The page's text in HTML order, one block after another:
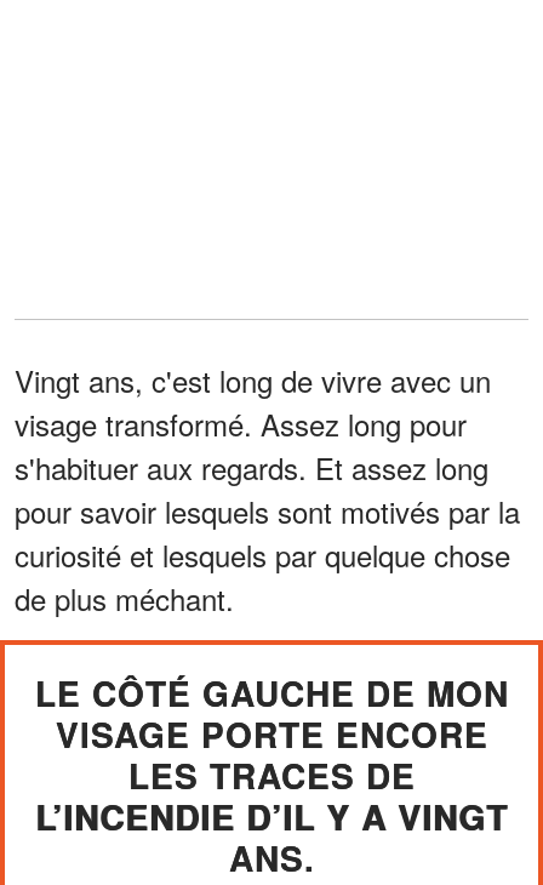
Vingt ans, c'est long de vivre avec un
visage transformé. Assez long pour
s'habituer aux regards. Et assez long
pour savoir lesquels sont motivés par la
curiosité et lesquels par quelque chose
de plus méchant.
LE CÔTÉ GAUCHE DE MON
VISAGE PORTE ENCORE
LES TRACES DE
L’INCENDIE D’IL Y A VINGT
ANS.